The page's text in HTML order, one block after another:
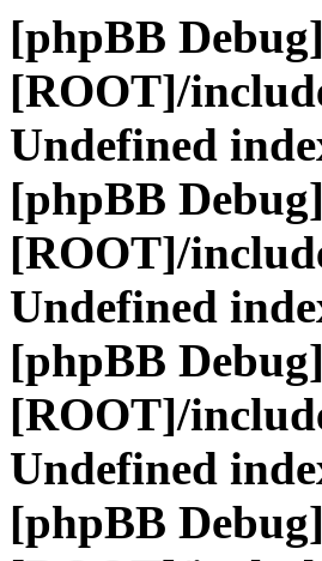
[phpBB
[ROOT]/
Undefined
[phpBB
[ROOT]/
Undefined
[phpBB
[ROOT]/
Undefined
[phpBB